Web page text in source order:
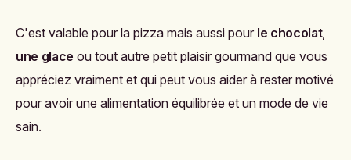
C'est valable pour la pizza mais aussi pour le chocolat,
une glace ou tout autre petit plaisir gourmand que vous
appréciez vraiment et qui peut vous aider à rester motivé
pour avoir une alimentation équilibrée et un mode de vie
sain.